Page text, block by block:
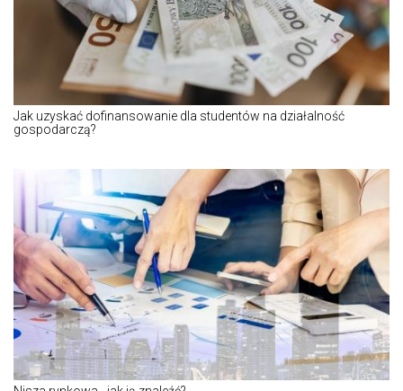
Jak uzyskać dofinansowanie dla studentów na działalność
gospodarczą?